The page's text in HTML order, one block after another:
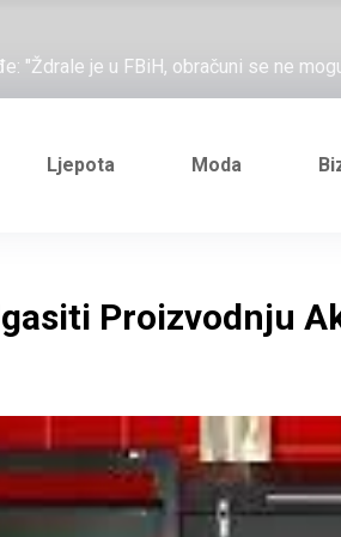
"Ždrale je u FBiH, obračuni se ne
Željezničarov Karamarko
je general Izet Nanić, pogibijom je
Ljepota Moda
Proizvodnju